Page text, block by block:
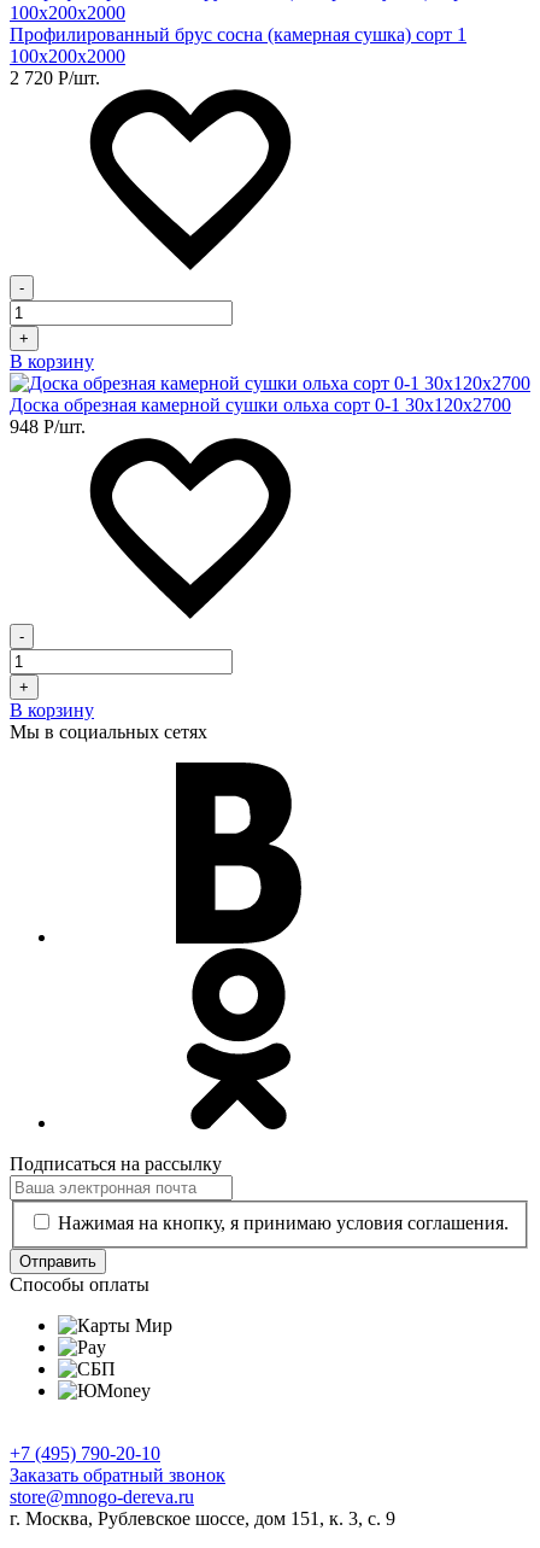
Профилированный брус сосна (камерная сушка) сорт 1
100х200х2000
2 720 Р/шт.
-
+
В корзину
Доска обрезная камерной сушки ольха сорт 0-1 30х120х2700
948 Р/шт.
-
+
В корзину
Мы в социальных сетях
Подписаться на рассылку
Нажимая на кнопку, я принимаю условия соглашения.
Отправить
Способы оплаты
+7 (495) 790-20-10
Заказать обратный звонок
store@mnogo-dereva.ru
г. Москва, Рублевское шоссе, дом 151, к. 3, с. 9